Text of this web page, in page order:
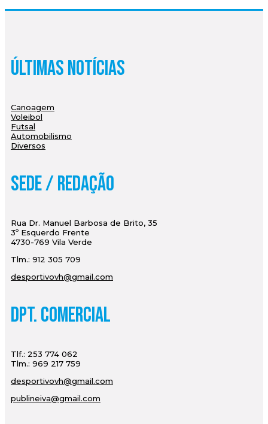
Últimas Notícias
Canoagem
Voleibol
Futsal
Automobilismo
Diversos
Sede / Redação
Rua Dr. Manuel Barbosa de Brito, 35
3º Esquerdo Frente
4730-769 Vila Verde
Tlm.: 912 305 709
desportivovh@gmail.com
Dpt. Comercial
Tlf.: 253 774 062
Tlm.: 969 217 759
desportivovh@gmail.com
publineiva@gmail.com